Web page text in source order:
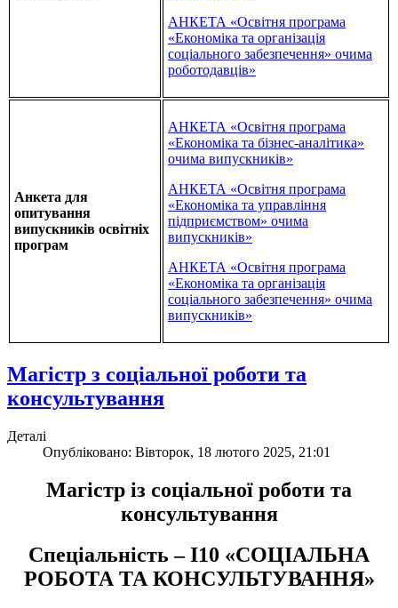
АНКЕТА «Освітня програма
«Економіка та організація
соціального забезпечення» очима
роботодавців»
Анкета для
опитування
випускників освітніх
програм
АНКЕТА «Освітня програма
«Економіка та бізнес-аналітика»
очима випускників»
АНКЕТА «Освітня програма
«Економіка та управління
підприємством» очима
випускників»
АНКЕТА «Освітня програма
«Економіка та організація
соціального забезпечення» очима
випускників»
Магістр з соціальної роботи та
консультування
Деталі
Опубліковано: Вівторок, 18 лютого 2025, 21:01
Магістр із соціальної роботи та
консультування
Спеціальність – І10 «СОЦІАЛЬНА
РОБОТА ТА КОНСУЛЬТУВАННЯ»